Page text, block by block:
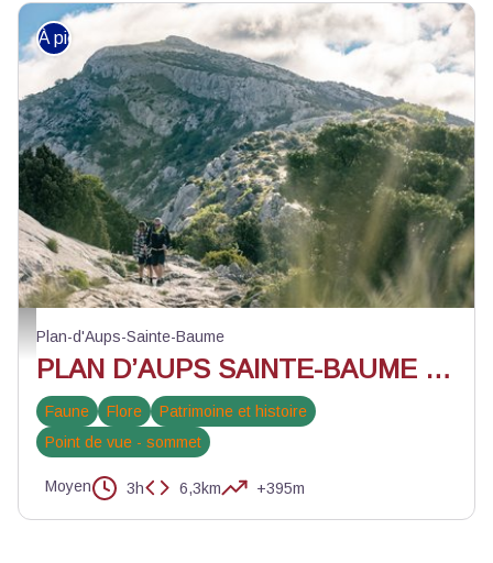
Col du Saint-Pilon - ©Olivier Octobre - PNR Sainte-Baume
À pied
Plan-d'Aups-Sainte-Baume
PLAN D’AUPS SAINTE-BAUME - La chapelle du Saint-Pilon
Faune Flore
Patrimoine et histoire
Point de vue - sommet
Moyen 3h 6,3km +395m